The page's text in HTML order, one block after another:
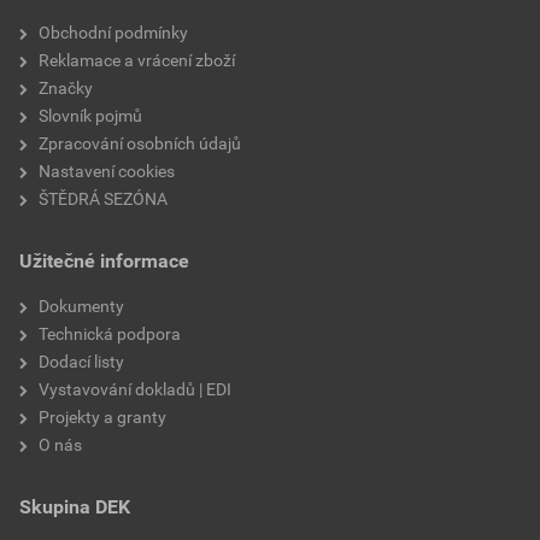
Velikost
faktor difuzního odporu
materiálová báze
Obchodní podmínky
Reklamace a vrácení zboží
Značky
Slovník pojmů
Zpracování osobních údajů
Nastavení cookies
ŠTĚDRÁ SEZÓNA
Užitečné informace
Dokumenty
Technická podpora
Dodací listy
Vystavování dokladů | EDI
Projekty a granty
O nás
Skupina DEK